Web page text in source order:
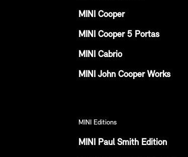
MINI Cooper
MINI Cooper 5 Portas
MINI Cabrio
MINI John Cooper Works
MINI Editions
MINI Paul Smith Edition